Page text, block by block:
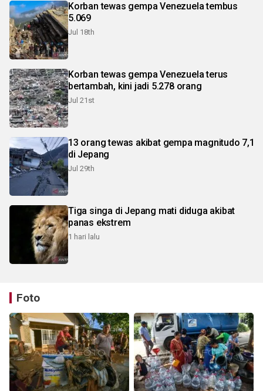
Korban tewas gempa Venezuela tembus
5.069
Jul 18th
Korban tewas gempa Venezuela terus
bertambah, kini jadi 5.278 orang
Jul 21st
13 orang tewas akibat gempa magnitudo 7,1
di Jepang
Jul 29th
Tiga singa di Jepang mati diduga akibat
panas ekstrem
1 hari lalu
Foto